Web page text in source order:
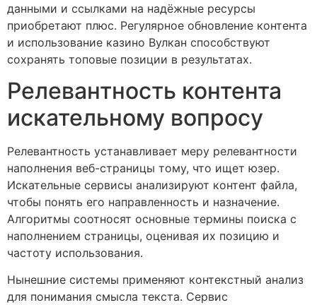
данными и ссылками на надёжные ресурсы
приобретают плюс. Регулярное обновление контента
и использование казино Вулкан способствуют
сохранять топовые позиции в результатах.
Релевантность контента
искательному вопросу
Релевантность устанавливает меру релевантности
наполнения веб-страницы тому, что ищет юзер.
Искательные сервисы анализируют контент файла,
чтобы понять его направленность и назначение.
Алгоритмы соотносят основные термины поиска с
наполнением страницы, оценивая их позицию и
частоту использования.
Нынешние системы применяют контекстный анализ
для понимания смысла текста. Сервис